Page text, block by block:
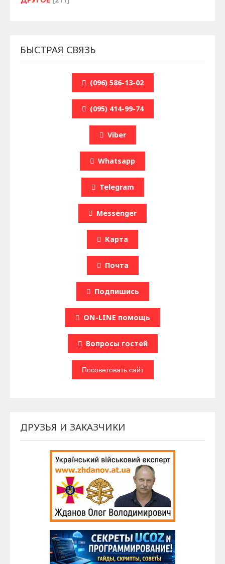
БЫСТРАЯ СВЯЗЬ
(096) 586-13-02
(095) 414-99-74
Viber
Whatsapp
Telegram
Messenger
Карта
Почта
Подпишись
ON-LINE помощь
Вопроcы гостей
ДРУЗЬЯ И ЗАКАЗЧИКИ